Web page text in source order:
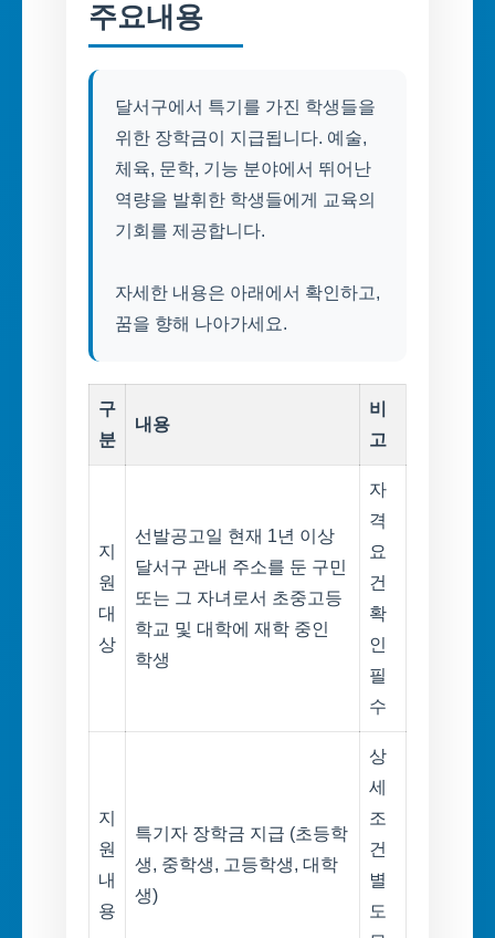
주요내용
달서구에서 특기를 가진 학생들을
위한 장학금이 지급됩니다. 예술,
체육, 문학, 기능 분야에서 뛰어난
역량을 발휘한 학생들에게 교육의
기회를 제공합니다.
자세한 내용은 아래에서 확인하고,
꿈을 향해 나아가세요.
구
분
내용
비
고
지
원
대
상
선발공고일 현재 1년 이상
달서구 관내 주소를 둔 구민
또는 그 자녀로서 초중고등
학교 및 대학에 재학 중인
학생
자
격
요
건
확
인
필
수
지
원
내
용
특기자 장학금 지급 (초등학
생, 중학생, 고등학생, 대학
생)
상
세
조
건
별
도